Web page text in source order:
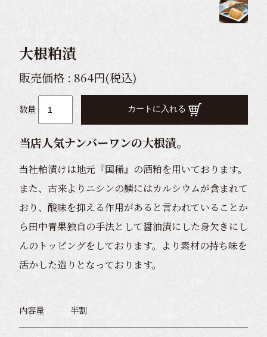
大根粕漬
販売価格 : 864円(税込)
数量 カートに入れる
当店人気ナンバーワンの大根漬。
当社粕漬けは地元『国稀』の酒粕を用いております。
また、古来よりニシンの鱗にはカルシウムが含まれて
おり、酸味を抑える作用があると言われていることか
ら田中青果独自の手法として醤油漬にした身欠きにし
んのトッピングをしております。より素材の持ち味を
活かした造りとなっております。
内容量 半割